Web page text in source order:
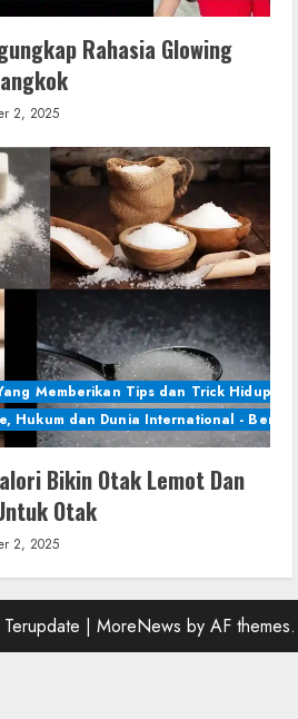
Rahasia Glowing
2, 2025
Memberikan Tips dan Trick Hidup
Hukum dan Dunia International - Berita
Bikin Otak Lemot Dan
Otak
2, 2025
| MoreNews by AF themes.